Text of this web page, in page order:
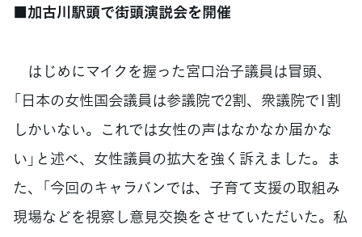
■加古川駅頭で街頭演説会を開催
はじめにマイクを握った宮口治子議員は冒頭、
「日本の女性国会議員は参議院で2割、衆議院で1割
しかいない。これでは女性の声はなかなか届かな
い」と述べ、女性議員の拡大を強く訴えました。ま
た、「今回のキャラバンでは、子育て支援の取組み
現場などを視察し意見交換をさせていただいた。私